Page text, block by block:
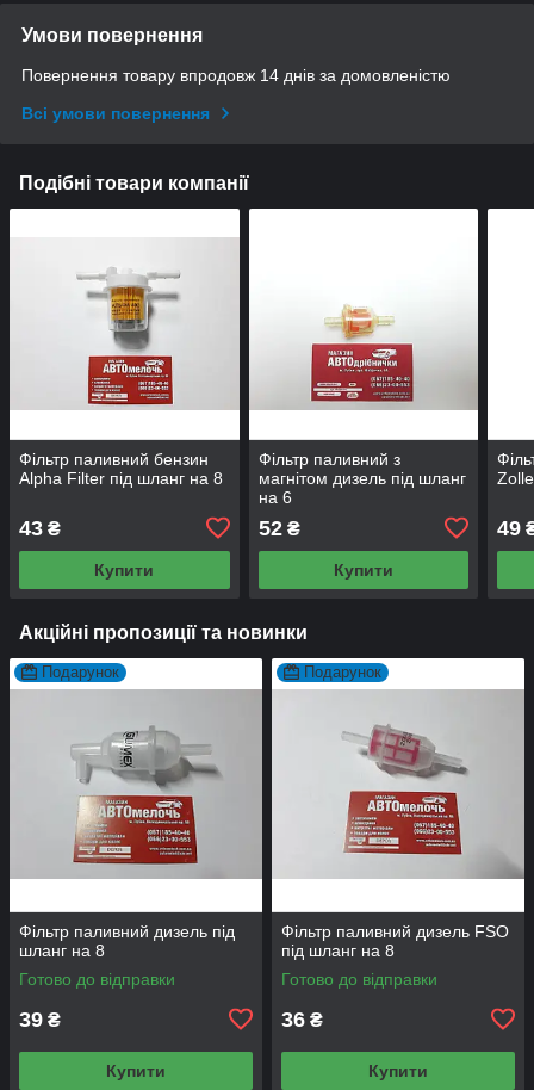
Умови повернення
Повернення товару впродовж 14 днів за домовленістю
Всі умови повернення
Подібні товари компанії
Фільтр паливний бензин
Alpha Filter під шланг на 8
43 ₴
Купити
Фільтр паливний з
магнітом дизель під шланг
на 6
52₴
Купити
49
Акційні пропозиції та новинки
Подарунок
Фільтр паливний дизель під
шланг на 8
Готово до відправки
39 ₴
Купити
Подарунок
Фільтр паливний дизель FSO
під шланг на 8
Готово до відправки
36 ₴
Купити